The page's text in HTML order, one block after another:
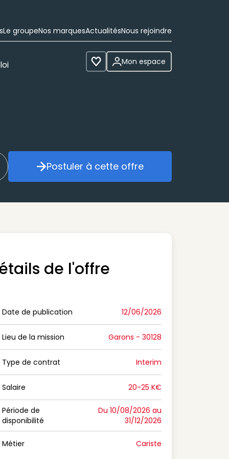
Le groupeNos marquesActualitésNous rejoindre
Voir les favoris
Mon espace
mon alerte Postuler à cette offre
Postuler à cette offre
de l'offre
Date de publication
Date de publication 12/06/2026
Lieu de la mission
Lieu de la mission Garons - 30128
Type de contrat
Type de contrat Interim
Salaire
Salaire 20-25 K€
Période de disponibilité
Période de
disponibilité
Du 10/08/2026 au
31/12/2026
Métier Cariste